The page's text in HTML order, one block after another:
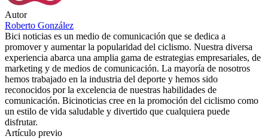
Autor
Roberto González
Bici noticias es un medio de comunicación que se dedica a
promover y aumentar la popularidad del ciclismo. Nuestra diversa
experiencia abarca una amplia gama de estrategias empresariales, de
marketing y de medios de comunicación. La mayoría de nosotros
hemos trabajado en la industria del deporte y hemos sido
reconocidos por la excelencia de nuestras habilidades de
comunicación. Bicinoticias cree en la promoción del ciclismo como
un estilo de vida saludable y divertido que cualquiera puede
disfrutar.
Artículo previo